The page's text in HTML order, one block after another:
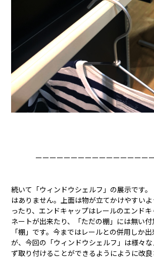
ーーーーーーーーーーーーーーーー
続いて「ウィンドウシェルフ」の展示です
はありません。上面は物が立てかけやすい
ったり、エンドキャップはレールのエンドキ
ネートが出来たり、「ただの棚」には無い
「棚」です。今まではレールとの併用しか
が、今回の「ウィンドウシェルフ」は様々
ず取り付けることができるようにように改良